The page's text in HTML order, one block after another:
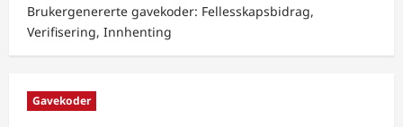
Brukergenererte gavekoder: Fellesskapsbidrag,
Verifisering, Innhenting
Gavekoder